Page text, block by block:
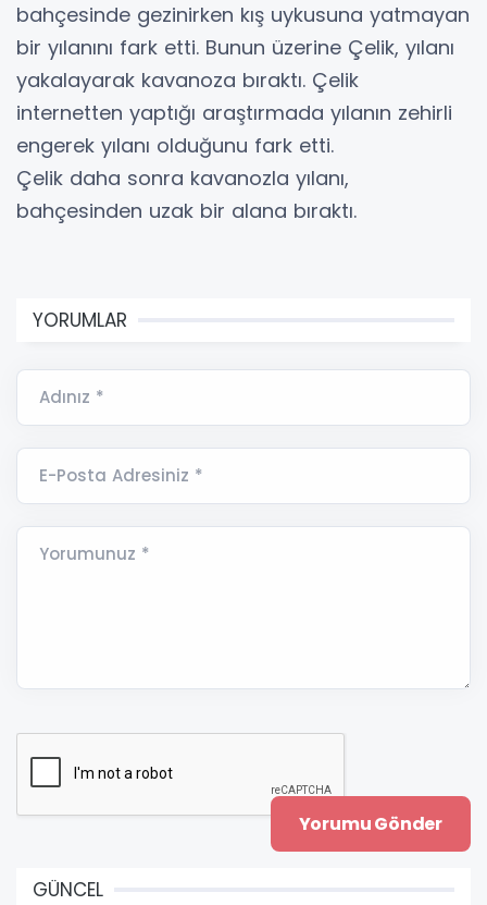
bahçesinde gezinirken kış uykusuna yatmayan
bir yılanını fark etti. Bunun üzerine Çelik, yılanı
yakalayarak kavanoza bıraktı. Çelik
internetten yaptığı araştırmada yılanın zehirli
engerek yılanı olduğunu fark etti.
Çelik daha sonra kavanozla yılanı,
bahçesinden uzak bir alana bıraktı.
YORUMLAR
Adınız *
E-Posta Adresiniz *
Yorumunuz *
GÜNCEL